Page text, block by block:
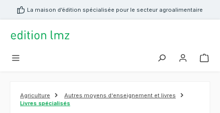
principal
La maison d’édition spécialisée pour le secteur agroalimentaire
Agriculture
Autres moyens d‘enseignement et livres
Livres spécialisés